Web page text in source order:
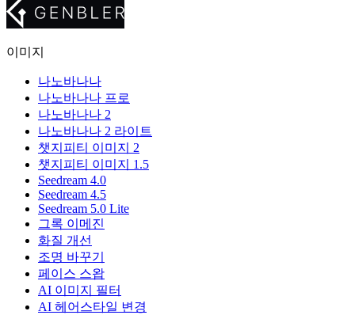
이미지
나노바나나
나노바나나 프로
나노바나나 2
나노바나나 2 라이트
챗지피티 이미지 2
챗지피티 이미지 1.5
Seedream 4.0
Seedream 4.5
Seedream 5.0 Lite
그록 이메진
화질 개선
조명 바꾸기
페이스 스왑
AI 이미지 필터
AI 헤어스타일 변경